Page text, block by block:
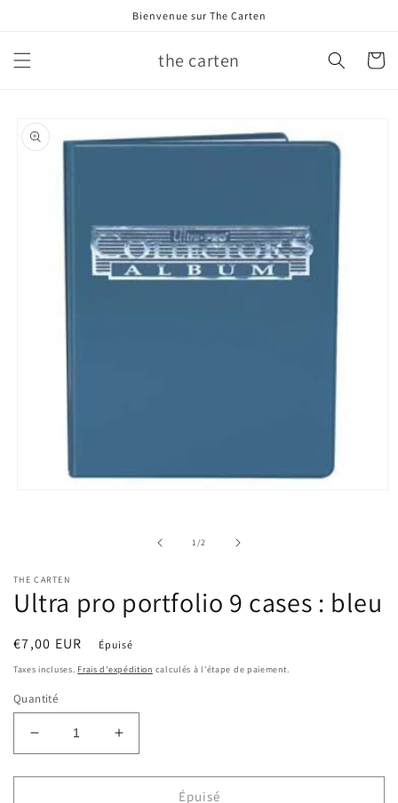
contenu
Bienvenue sur The Carten
the carten Panier
informations
produits
fenêtre
1/de2
THE CARTEN
Ultra pro portfolio 9 cases : bleu
Prix
habituel
€7,00 EUR Épuisé
Taxes incluses. Frais d'expédition calculés à l'étape de paiement.
Quantité
Réduire
la
quantité
Augmenter
la
quantité
Épuisé